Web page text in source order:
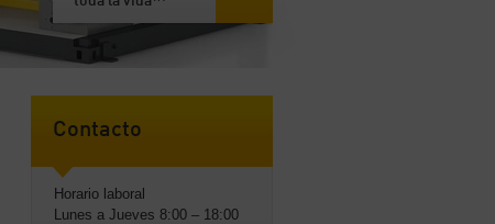
Contacto
Horario laboral
Lunes a Jueves 8:00 – 18:00